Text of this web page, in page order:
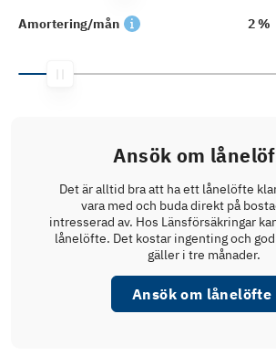
Amortering/mån 2 %
Ansök om
Det är alltid bra att ha ett lånelöfte
vara med och buda direkt på
intresserad av. Hos Länsförsäkringar
lånelöfte. Det kostar ingenting och
gäller i tre månader.
Ansök om lånelöfte